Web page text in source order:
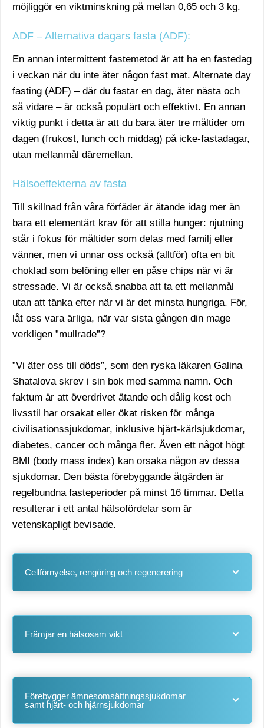
möjliggör en viktminskning på mellan 0,65 och 3 kg.
ADF – Alternativa dagars fasta (ADF):
En annan intermittent fastemetod är att ha en fastedag
i veckan när du inte äter någon fast mat. Alternate day
fasting (ADF) – där du fastar en dag, äter nästa och
så vidare – är också populärt och effektivt. En annan
viktig punkt i detta är att du bara äter tre måltider om
dagen (frukost, lunch och middag) på icke-fastadagar,
utan mellanmål däremellan.
Hälsoeffekterna av fasta
Till skillnad från våra förfäder är ätande idag mer än
bara ett elementärt krav för att stilla hunger: njutning
står i fokus för måltider som delas med familj eller
vänner, men vi unnar oss också (alltför) ofta en bit
choklad som belöning eller en påse chips när vi är
stressade. Vi är också snabba att ta ett mellanmål
utan att tänka efter när vi är det minsta hungriga. För,
låt oss vara ärliga, när var sista gången din mage
verkligen ”mullrade”?
”Vi äter oss till döds”, som den ryska läkaren Galina
Shatalova skrev i sin bok med samma namn. Och
faktum är att överdrivet ätande och dålig kost och
livsstil har orsakat eller ökat risken för många
civilisationssjukdomar, inklusive hjärt-kärlsjukdomar,
diabetes, cancer och många fler. Även ett något högt
BMI (body mass index) kan orsaka någon av dessa
sjukdomar. Den bästa förebyggande åtgärden är
regelbundna fasteperioder på minst 16 timmar. Detta
resulterar i ett antal hälsofördelar som är
vetenskapligt bevisade.
Cellförnyelse, rengöring och regenerering
Främjar en hälsosam vikt
Förebygger ämnesomsättningssjukdomar
samt hjärt- och hjärnsjukdomar